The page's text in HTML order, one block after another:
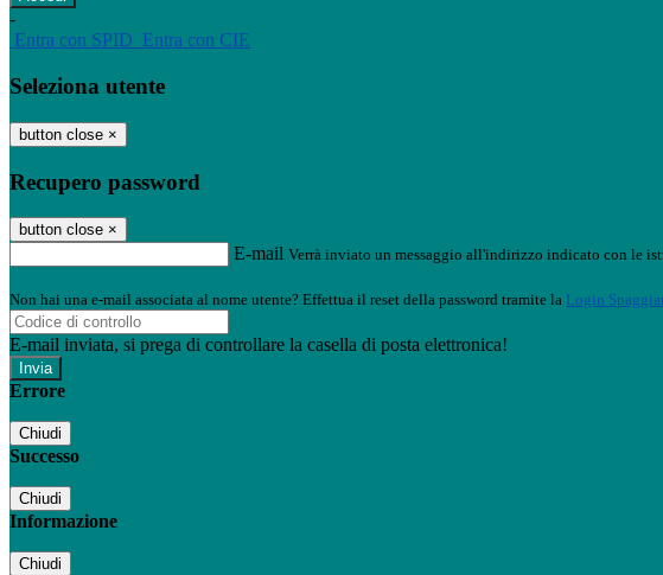
-
Entra con SPID Entra con CIE
Seleziona utente
button close ×
Recupero password
button close ×
E-mail Verrà inviato un messaggio all'indirizzo indicato con le
Non hai una e-mail associata al nome utente? Effettua il reset della password tramite la Login
E-mail inviata, si prega di controllare la casella di posta elettronica!
Errore
Chiudi
Successo
Chiudi
Informazione
Chiudi